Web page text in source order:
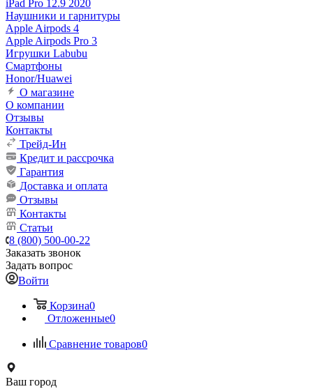
iPad Pro 12.9 2020
Наушники и гарнитуры
Apple Airpods 4
Apple Airpods Pro 3
Игрушки Labubu
Смартфоны
Honor/Huawei
О магазине
О компании
Отзывы
Контакты
Трейд-Ин
Кредит и рассрочка
Гарантия
Доставка и оплата
Отзывы
Контакты
Статьи
8 (800) 500-00-22
Заказать звонок
Задать вопрос
Войти
Корзина0
Отложенные0
Сравнение товаров0
Ваш город